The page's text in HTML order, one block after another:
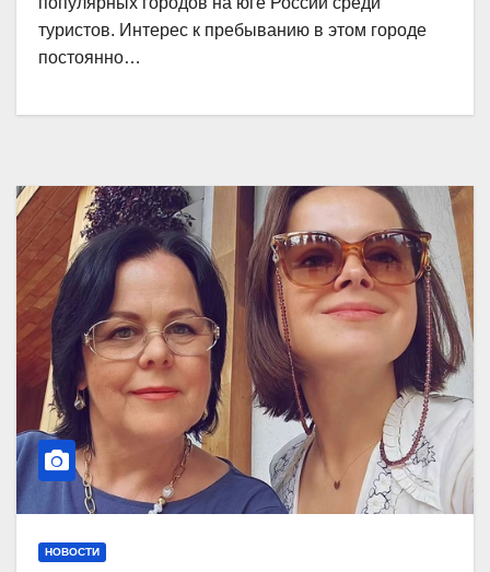
туристов. Интерес к пребыванию в этом городе
постоянно…
НОВОСТИ